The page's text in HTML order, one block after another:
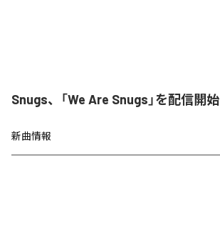
Snugs、「We Are Snugs」を配信開始
新曲情報